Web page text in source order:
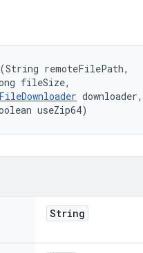
remoteFilePath,
fileSize,
downloader,
useZip64)
String